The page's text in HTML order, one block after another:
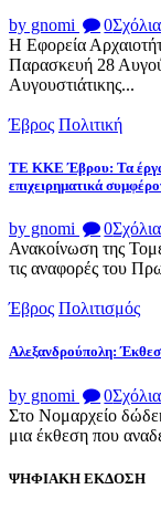
by gnomi 0Σχόλια
Η Εφορεία
Παρασκευή 28
Αυγουστιάτικης...
Έβρος Πολιτική
ΤΕ ΚΚΕ Έβρου: Τα έργα
επιχειρηματικά
by gnomi 0Σχόλια
Ανακοίνωση της
τις αναφορές του
Έβρος Πολιτισμός
Αλεξανδρούπολη:
by gnomi 0Σχόλια
Στο Νομαρχείο
μια έκθεση που
ΨΗΦΙΑΚΗ ΕΚΔΟΣΗ